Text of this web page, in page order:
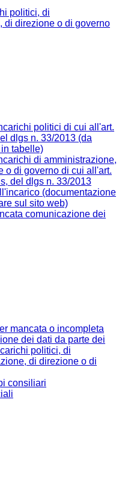
politici, di
di direzione o di governo
politici di cui all'art.
dlgs n. 33/2013 (da
tabelle)
di amministrazione,
o di governo di cui all'art.
del dlgs n. 33/2013
(documentazione
sul sito web)
comunicazione dei
mancata o incompleta
dei dati da parte dei
politici, di
di direzione o di
consiliari